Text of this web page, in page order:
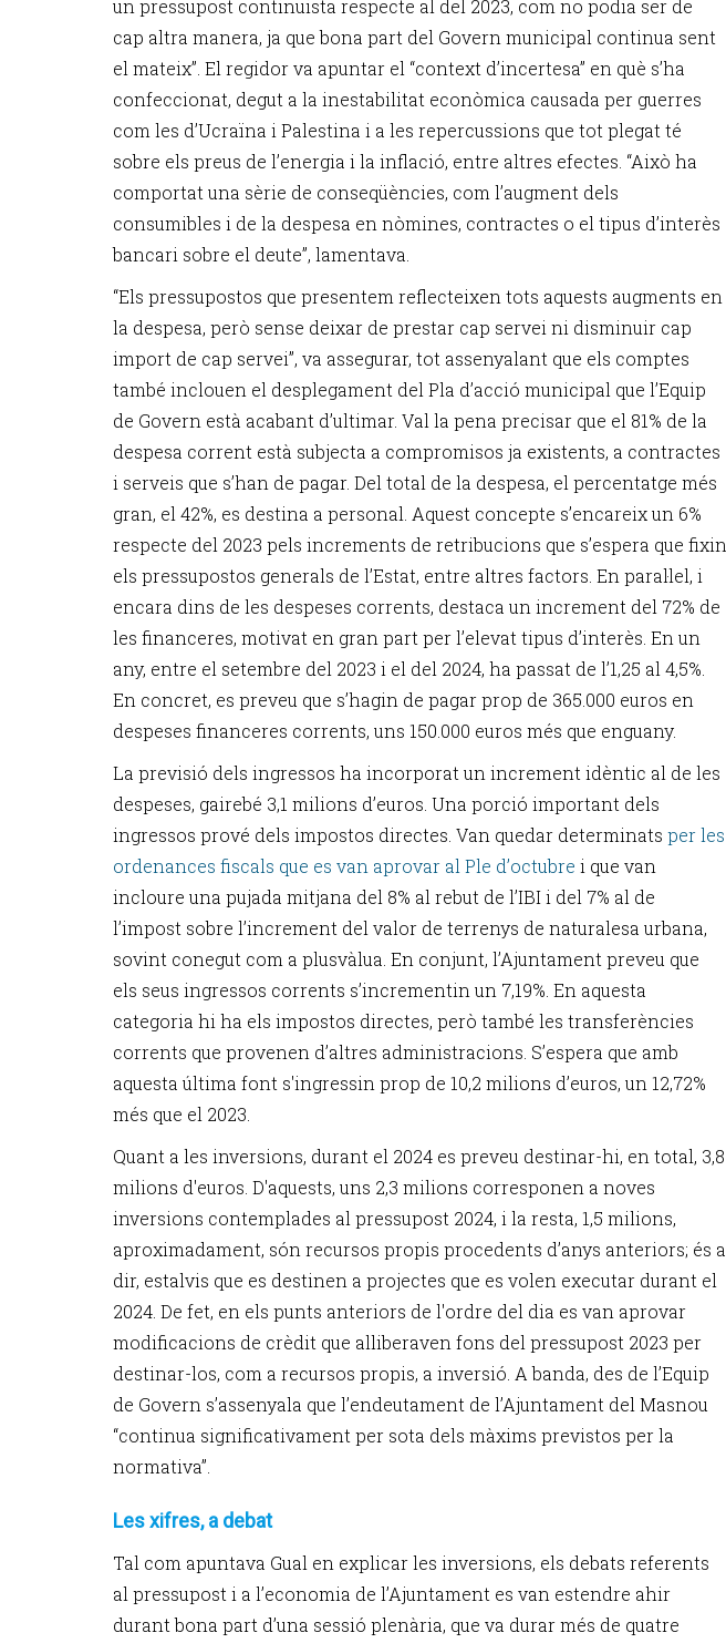
un pressupost continuista respecte al del 2023, com no podia ser de
cap altra manera, ja que bona part del Govern municipal continua sent
el mateix”. El regidor va apuntar el “context d’incertesa” en què s’ha
confeccionat, degut a la inestabilitat econòmica causada per guerres
com les d’Ucraïna i Palestina i a les repercussions que tot plegat té
sobre els preus de l’energia i la inflació, entre altres efectes. “Això ha
comportat una sèrie de conseqüències, com l’augment dels
consumibles i de la despesa en nòmines, contractes o el tipus d’interès
bancari sobre el deute”, lamentava.
“Els pressupostos que presentem reflecteixen tots aquests augments en
la despesa, però sense deixar de prestar cap servei ni disminuir cap
import de cap servei”, va assegurar, tot assenyalant que els comptes
també inclouen el desplegament del Pla d’acció municipal que l’Equip
de Govern està acabant d’ultimar. Val la pena precisar que el 81% de la
despesa corrent està subjecta a compromisos ja existents, a contractes
i serveis que s’han de pagar. Del total de la despesa, el percentatge més
gran, el 42%, es destina a personal. Aquest concepte s’encareix un 6%
respecte del 2023 pels increments de retribucions que s’espera que fixin
els pressupostos generals de l’Estat, entre altres factors. En paral·lel, i
encara dins de les despeses corrents, destaca un increment del 72% de
les financeres, motivat en gran part per l’elevat tipus d’interès. En un
any, entre el setembre del 2023 i el del 2024, ha passat de l’1,25 al 4,5%.
En concret, es preveu que s’hagin de pagar prop de 365.000 euros en
despeses financeres corrents, uns 150.000 euros més que enguany.
La previsió dels ingressos ha incorporat un increment idèntic al de les
despeses, gairebé 3,1 milions d’euros. Una porció important dels
ingressos prové dels impostos directes. Van quedar determinats per les
ordenances fiscals que es van aprovar al Ple d’octubre i que van
incloure una pujada mitjana del 8% al rebut de l’IBI i del 7% al de
l’impost sobre l’increment del valor de terrenys de naturalesa urbana,
sovint conegut com a plusvàlua. En conjunt, l’Ajuntament preveu que
els seus ingressos corrents s’incrementin un 7,19%. En aquesta
categoria hi ha els impostos directes, però també les transferències
corrents que provenen d’altres administracions. S’espera que amb
aquesta última font s'ingressin prop de 10,2 milions d’euros, un 12,72%
més que el 2023.
Quant a les inversions, durant el 2024 es preveu destinar-hi, en total, 3,8
milions d'euros. D'aquests, uns 2,3 milions corresponen a noves
inversions contemplades al pressupost 2024, i la resta, 1,5 milions,
aproximadament, són recursos propis procedents d’anys anteriors; és a
dir, estalvis que es destinen a projectes que es volen executar durant el
2024. De fet, en els punts anteriors de l'ordre del dia es van aprovar
modificacions de crèdit que alliberaven fons del pressupost 2023 per
destinar-los, com a recursos propis, a inversió. A banda, des de l’Equip
de Govern s’assenyala que l’endeutament de l’Ajuntament del Masnou
“continua significativament per sota dels màxims previstos per la
normativa”.
Les xifres, a debat
Tal com apuntava Gual en explicar les inversions, els debats referents
al pressupost i a l’economia de l’Ajuntament es van estendre ahir
durant bona part d’una sessió plenària, que va durar més de quatre